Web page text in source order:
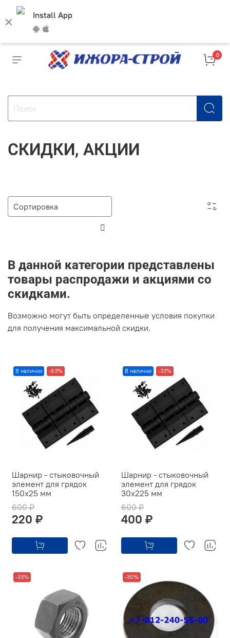
Install App
0
СКИДКИ, АКЦИИ
В данной категории представлены
товары распродажи и акциями со
скидками.
Возможно могут быть определенные условия покупки
для получения максимальной скидки.
В наличии -63%
Шарнир - стыковочный
элемент для грядок
150х25 мм
600 ₽
220 ₽
В наличии -33%
Шарнир - стыковочный
элемент для грядок
30х225 мм
600 ₽
400 ₽
-33% -30%